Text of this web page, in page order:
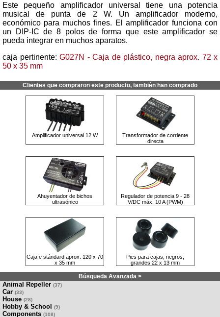
Este pequeño amplificador universal tiene una potencia
musical de punta de 2 W. Un amplificador moderno,
económico para muchos fines. El amplificador funciona con
un DIP-IC de 8 polos de forma que este amplificador se
pueda integrar en muchos aparatos.
caja pertinente: G027N - Caja de plástico, negra aprox. 72 x
50 x 35 mm
Clientes que compraron este producto, también han comprado
Amplificador universal 12 W
Transformador de corriente
directa
Ahuyentador de bichos
ultrasónico
Regulador de potencia 9 - 28
V/DC máx. 10 A (PWM)
Caja e stándard aprox. 120 x 70
x 35 mm
Pies para cajas, negros,
grandes 22 x 13 mm
Búsqueda Avanzada >
Animal Repeller (37)
Car (33)
House (28)
Hobby & School (9)
Components (108)